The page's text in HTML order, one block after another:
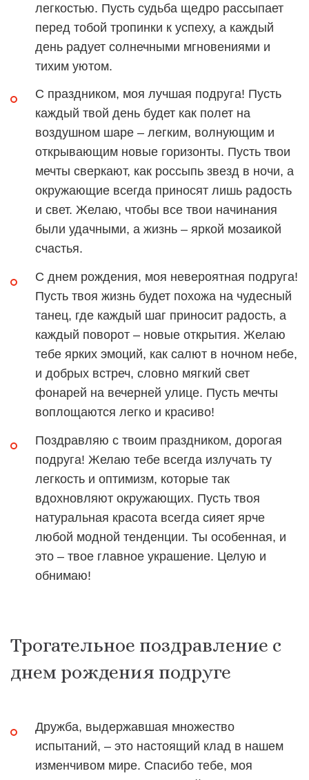
легкостью. Пусть судьба щедро рассыпает
перед тобой тропинки к успеху, а каждый
день радует солнечными мгновениями и
тихим уютом.
С праздником, моя лучшая подруга! Пусть
каждый твой день будет как полет на
воздушном шаре – легким, волнующим и
открывающим новые горизонты. Пусть твои
мечты сверкают, как россыпь звезд в ночи, а
окружающие всегда приносят лишь радость
и свет. Желаю, чтобы все твои начинания
были удачными, а жизнь – яркой мозаикой
счастья.
С днем рождения, моя невероятная подруга!
Пусть твоя жизнь будет похожа на чудесный
танец, где каждый шаг приносит радость, а
каждый поворот – новые открытия. Желаю
тебе ярких эмоций, как салют в ночном небе,
и добрых встреч, словно мягкий свет
фонарей на вечерней улице. Пусть мечты
воплощаются легко и красиво!
Поздравляю с твоим праздником, дорогая
подруга! Желаю тебе всегда излучать ту
легкость и оптимизм, которые так
вдохновляют окружающих. Пусть твоя
натуральная красота всегда сияет ярче
любой модной тенденции. Ты особенная, и
это – твое главное украшение. Целую и
обнимаю!
Трогательное поздравление с
днем рождения подруге
Дружба, выдержавшая множество
испытаний, – это настоящий клад в нашем
изменчивом мире. Спасибо тебе, моя